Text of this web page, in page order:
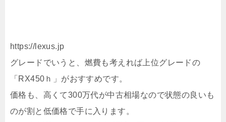
https://lexus.jp
グレードでいうと、燃費も考えれば上位グレードの
「RX450ｈ」がおすすめです。
価格も、高くて300万代が中古相場なので状態の良いも
のが割と低価格で手に入ります。